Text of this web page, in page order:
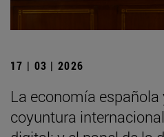
17 | 03 | 2026
La economía española
coyuntura